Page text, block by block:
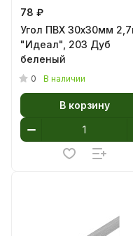
78 ₽
Угол ПВХ 30х30мм
"Идеал", 203 Дуб
беленый
0 В наличии
В корзину